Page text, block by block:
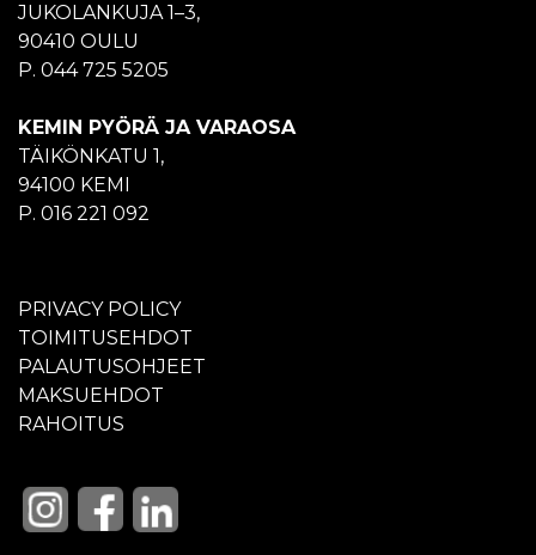
JUKOLANKUJA 1–3,
90410 OULU
P. 044 725 5205
KEMIN PYÖRÄ JA VARAOSA
TÄIKÖNKATU 1,
94100 KEMI
P. 016 221 092
PRIVACY POLICY
TOIMITUSEHDOT
PALAUTUSOHJEET
MAKSUEHDOT
RAHOITUS